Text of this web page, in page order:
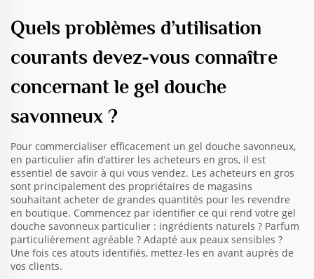
Quels problèmes d’utilisation
courants devez-vous connaître
concernant le gel douche
savonneux ?
Pour commercialiser efficacement un gel douche savonneux,
en particulier afin d’attirer les acheteurs en gros, il est
essentiel de savoir à qui vous vendez. Les acheteurs en gros
sont principalement des propriétaires de magasins
souhaitant acheter de grandes quantités pour les revendre
en boutique. Commencez par identifier ce qui rend votre gel
douche savonneux particulier : ingrédients naturels ? Parfum
particulièrement agréable ? Adapté aux peaux sensibles ?
Une fois ces atouts identifiés, mettez-les en avant auprès de
vos clients.